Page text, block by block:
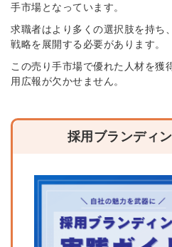
手市場となっています。
求職者はより多くの選択肢を持ち
戦略を展開する必要があります。
この売り手市場で優れた人材を獲
用広報が欠かせません。
採用ブランディ